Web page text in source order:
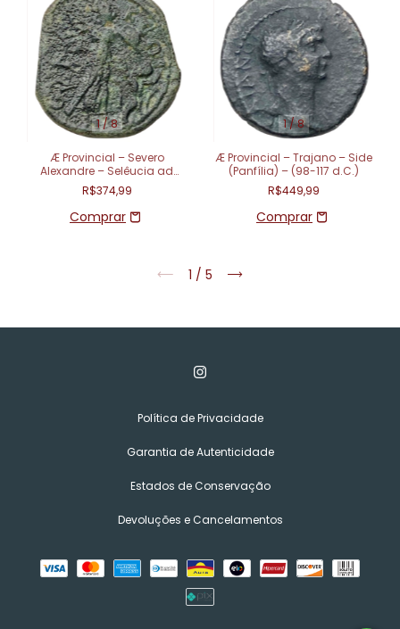
1/8
Æ Provincial – Severo
Alexandre – Selêucia ad
Calycadnum (Cilícia) –
(222-235 d.C.)
R$374,99
1/8
Æ Provincial – Trajano – Side
(Panfília) – (98-117 d.C.)
R$449,99
1 / 5
Política de Privacidade
Garantia de Autenticidade
Estados de Conservação
Devoluções e Cancelamentos